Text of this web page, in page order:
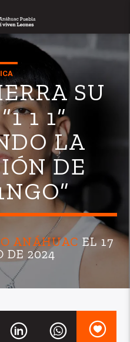
SU
1 1”
LA
DE
ANÁHUAC EL 17
DE 2024